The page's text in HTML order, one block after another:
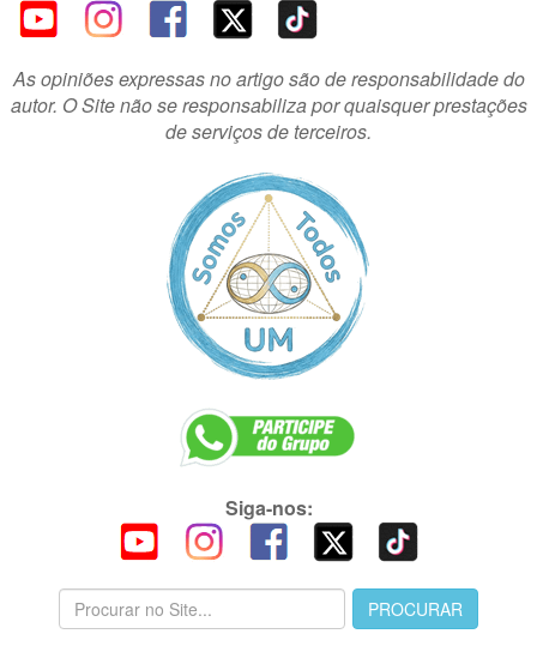
As opiniões expressas no artigo são de responsabilidade do
autor. O Site não se responsabiliza por quaisquer prestações
de serviços de terceiros.
Siga-nos: